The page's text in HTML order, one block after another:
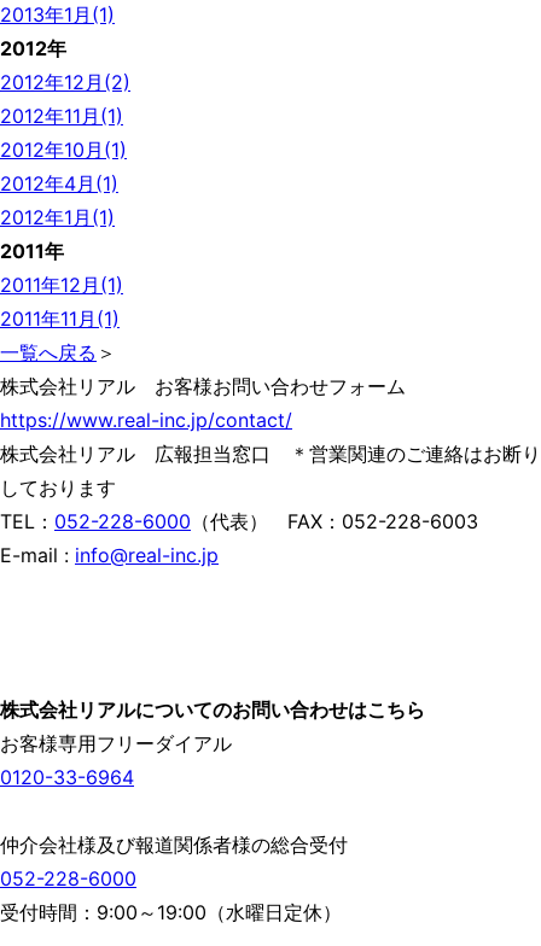
2013年1月(1)
2012年
2012年12月(2)
2012年11月(1)
2012年10月(1)
2012年4月(1)
2012年1月(1)
2011年
2011年12月(1)
2011年11月(1)
一覧へ戻る ＞
株式会社リアル お客様お問い合わせフォーム
https://www.real-inc.jp/contact/
株式会社リアル 広報担当窓口 ＊営業関連のご連絡はお断り
しております
TEL： 052-228-6000 （代表） FAX：052-228-6003
E-mail : info@real-inc.jp
株式会社リアルについてのお問い合わせはこちら
お客様専用フリーダイアル
0120-33-6964
仲介会社様及び報道関係者様の総合受付
052-228-6000
受付時間：9:00～19:00（水曜日定休）